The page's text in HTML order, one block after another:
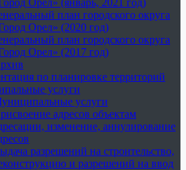
Орел» (январь, 2021 год)
план городского округа
Орел» (2020 год)
план городского округа
Орел» (2017 год)
по планировке территорий
услуги
услуги
адресов объектам
изменение, аннулирование
разрешений на строительство,
и разрешений на ввод